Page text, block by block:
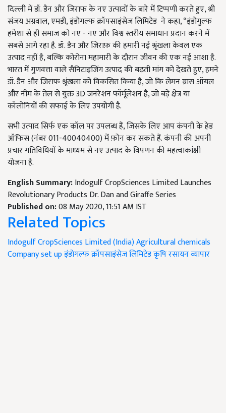
दिल्ली में डॉ. डैन और जिराफ के नए उत्पादों के बारे में टिप्पणी करते हुए, श्री
संजय अग्रवाल, एमडी, इंडोगल्फ क्रॉपसाइंसेज लिमिटेड ने कहा, “इंडोगुल्फ
हमेशा से ही समाज को नए - नए और विश्व स्तरीय समाधान प्रदान करने में
सबसे आगे रहा है. डॉ. डैन और जिराफ़ की हमारी नई श्रृंखला केवल एक
उत्पाद नहीं है, बल्कि कोरोना महामारी के दौरान जीवन की एक नई आशा है.
भारत में गुणवत्ता वाले सैनिटाइजिंग उत्पाद की बढ़ती मांग को देखते हुए, हमने
डॉ. डैन और जिराफ श्रृंखला को विकसित किया है, जो कि लेमन ग्रास ऑयल
और नीम के तेल से युक्त 3D जनरेशन फॉर्मूलेशन है, जो बड़े क्षेत्र या
कॉलोनियों की सफाई के लिए उपयोगी है.
सभी उत्पाद सिर्फ एक कॉल पर उपलब्ध हैं, जिसके लिए आप कंपनी के हेड
ऑफिस (नंबर 011-40040400) में फ़ोन कर सकते हैं. कंपनी की अपनी
प्रचार गतिविधियों के माध्यम से नए उत्पाद के विपणन की महत्वाकांक्षी
योजना है.
English Summary:Indogulf CropSciences Limited Launches
Revolutionary Products Dr. Dan and Giraffe Series
Published on:08 May 2020, 11:51 AM IST
Related Topics
Indogulf CropSciences Limited (India)Agricultural chemicals
Company set upइंडोगल्फ क्रॉपसाइंसेज लिमिटेडकृषि रसायन व्यापार